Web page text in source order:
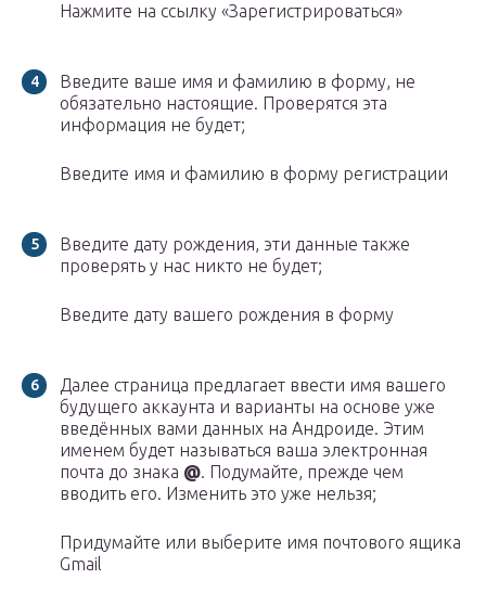
Нажмите на ссылку «Зарегистрироваться»
Введите ваше имя и фамилию в форму, не
обязательно настоящие. Проверятся эта
информация не будет;
Введите имя и фамилию в форму регистрации
Введите дату рождения, эти данные также
проверять у нас никто не будет;
Введите дату вашего рождения в форму
Далее страница предлагает ввести имя вашего
будущего аккаунта и варианты на основе уже
введённых вами данных на Андроиде. Этим
именем будет называться ваша электронная
почта до знака @. Подумайте, прежде чем
вводить его. Изменить это уже нельзя;
Придумайте или выберите имя почтового ящика
Gmail